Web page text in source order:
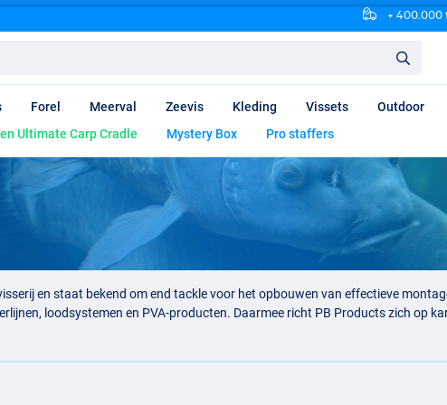
+ 400.000
Forel Meerval Zeevis Kleding Vissets Outdoor
Ultimate Carp Cradle Mystery Box Pro staffers
en staat bekend om end tackle voor het opbouwen van effectieve
loodsystemen en PVA-producten. Daarmee richt PB Products zich op
en omstandigheden aan het water. Of je nu vist op een drukbevist water,